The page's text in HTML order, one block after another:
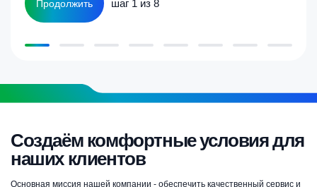
Продолжить шаг 1 из 8
Создаём комфортные условия для
наших клиентов
Основная миссия нашей компании - обеспечить качественный сервис и